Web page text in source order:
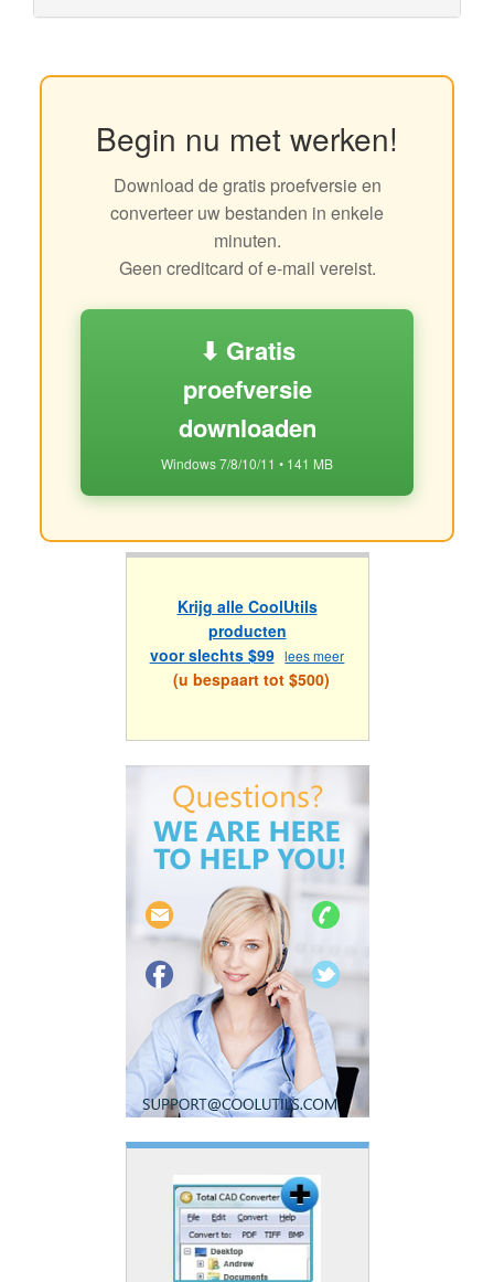
Begin nu met werken!
Download de gratis proefversie en
converteer uw bestanden in enkele
minuten.
Geen creditcard of e-mail vereist.
⬇ Gratis
proefversie
downloaden
Windows 7/8/10/11 • 141 MB
Krijg alle CoolUtils
producten
voor slechts $99 lees meer
(u bespaart tot $500)